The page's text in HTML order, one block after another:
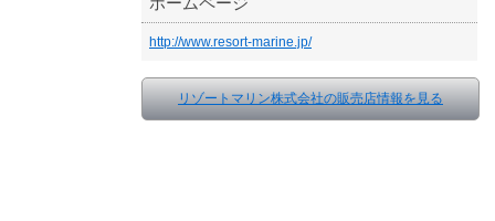
http://www.resort-marine.jp/
リゾートマリン株式会社の販売店情報を見る